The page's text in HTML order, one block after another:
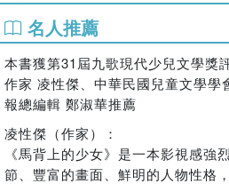
名人推薦
本書獲第31屆九歌現代少兒文學獎
作家 凌性傑、中華民國兒童文學學
報總編輯 鄭淑華推薦
凌性傑（作家）：
《馬背上的少女》是一本影視感強
節、豐富的畫面、鮮明的人物性格